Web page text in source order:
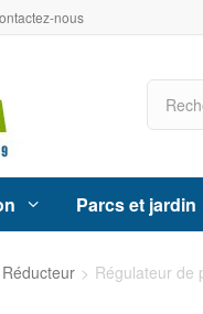
nous
Parcs et jardin
Réducteur > Régulateur de